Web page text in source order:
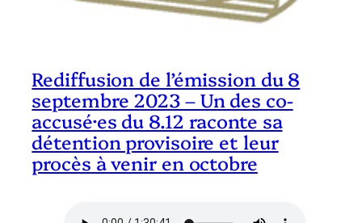
Rediffusion de l’émission du 8
septembre 2023 – Un des co-
accusé·es du 8.12 raconte sa
détention provisoire et leur
procès à venir en octobre